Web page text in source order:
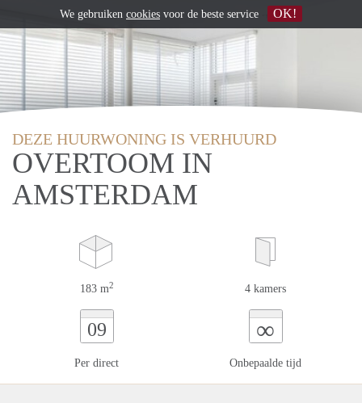
DEZE HUURWONING IS VERHUURD
OVERTOOM IN
AMSTERDAM
183 m2 4 kamers
09
Per direct
∞
Onbepaalde tijd
We gebruiken cookies voor de beste service OK!